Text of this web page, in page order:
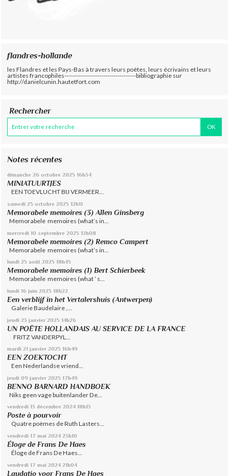
flandres-hollande
les Flandres et les Pays-Bas à travers leurs poètes, leurs écrivains et leurs
artistes francophiles-----------------------------------bibliographie sur
http://danielcunin.hautetfort.com
Rechercher
Notes récentes
dimanche 26 octobre 2025 16h34
MINIATUURTJES
EEN TOEVLUCHT BIJ VERMEER...
samedi 25 octobre 2025 12h11
Memorabele memoires (3) Allen Ginsberg
Memorabele memoires (what’s in...
mercredi 10 septembre 2025 12h08
Memorabele memoires (2) Remco Campert
Memorabele memoires (what’s in...
lundi 25 août 2025 18h45
Memorabele memoires (1) Bert Schierbeek
Memorabele memoires (what ’ s...
lundi 16 juin 2025 18h22
Een verblijf in het Vertalershuis (Antwerpen)
Galerie Baudelaire ,...
jeudi 23 janvier 2025 14h26
UN POËTE HOLLANDAIS AU SERVICE DE LA FRANCE
FRITZ VANDERPYL...
mardi 21 janvier 2025 16h49
EEN ZOEKTOCHT
Een Nederlandse vriend...
jeudi 09 janvier 2025 17h49
BENNO BARNARD HANDBOEK
Niks geen vage buitenlander De...
vendredi 13 décembre 2024 18h13
Poste à pourvoir
Quatre poèmes de Ruth Lasters...
vendredi 17 mai 2024 23h10
Éloge de Frans De Haes
Éloge de Frans De Haes...
vendredi 17 mai 2024 21h04
Laudatio voor Frans De Haes